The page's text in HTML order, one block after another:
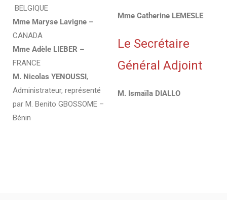
BELGIQUE
Mme Maryse Lavigne –
CANADA
Mme Adèle LIEBER –
FRANCE
M. Nicolas YENOUSSI,
Administrateur, représenté
par M. Benito GBOSSOME –
Bénin
Mme Catherine LEMESLE
Le Secrétaire
Général Adjoint
M. Ismaïla DIALLO